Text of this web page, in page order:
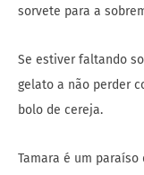
sorvete para a
Se estiver faltando
gelato a não perder
bolo de cereja.
Tamara é um